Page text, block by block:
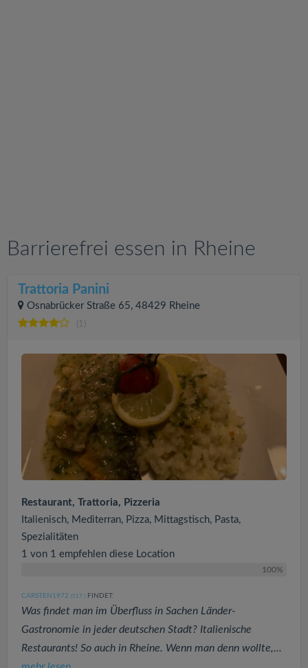
Barrierefrei essen in Rheine
Trattoria Panini
Osnabrücker Straße 65, 48429 Rheine
(1)
Restaurant, Trattoria, Pizzeria
Italienisch, Mediterran, Pizza, Mittagstisch, Pasta,
Spezialitäten
1 von 1 empfehlen diese Location
100%
CARSTEN1972 (517 ) FINDET:
Was findet man im Überfluss in Sachen Länder-
Gastronomie in jeder deutschen Stadt? Italienische
Restaurants! So auch in Rheine. Wenn man denn wollte,...